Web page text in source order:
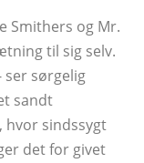
Smithers og Mr.
til sig selv.
ser sørgelig
sandt
hvor sindssygt
det for givet